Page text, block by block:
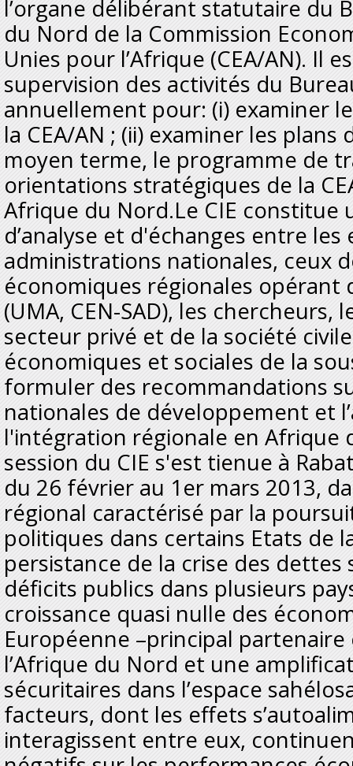
l’organe délibérant statutaire du
du Nord de la Commission
Unies pour l’Afrique (CEA/AN). Il
supervision des activités du
annuellement pour: (i) examiner
la CEA/AN ; (ii) examiner les plans
moyen terme, le programme de
orientations stratégiques de la
Afrique du Nord.Le CIE constitue
d’analyse et d'échanges entre les
administrations nationales, ceux
économiques régionales opérant
(UMA, CEN-SAD), les
secteur privé et de la société
économiques et sociales de la
formuler des recommandations
nationales de développement et
l'intégration régionale en Afrique
session du CIE s'est tienue à
du 26 février au 1er mars 2013,
régional caractérisé par la
politiques dans certains Etats de
persistance de la crise des dettes
déficits publics dans plusieurs
croissance quasi nulle des
Européenne –principal
l’Afrique du Nord et une
sécuritaires dans l’espace
facteurs, dont les effets
interagissent entre eux,